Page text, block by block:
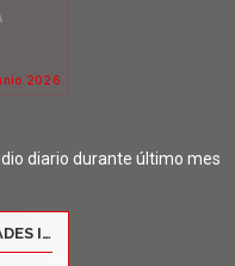
diario durante último mes